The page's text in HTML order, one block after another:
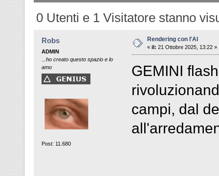
0 Utenti e 1 Visitatore stanno
Robs
ADMIN
...ho creato questo spazio e lo
amo
Post: 11.680
Rendering con l'AI
« il: 21 Ottobre 2025, 13:22 »
GEMINI
campi, dal